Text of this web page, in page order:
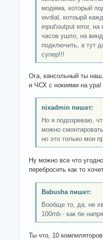
модема, который
wvdial, котоырй
input\output error, на
часов ушло, на
подключить, а тут
супер!!!
Ога, кансольный ты
и ЧСХ с нокиями на
nixadmin пишет:
Но я подозреваю,
можно
но это только мои
Ну можно все что
перебросить как то
Babusha пишет:
Вообще то, да, не
100mb - как бе
Ты что, 10